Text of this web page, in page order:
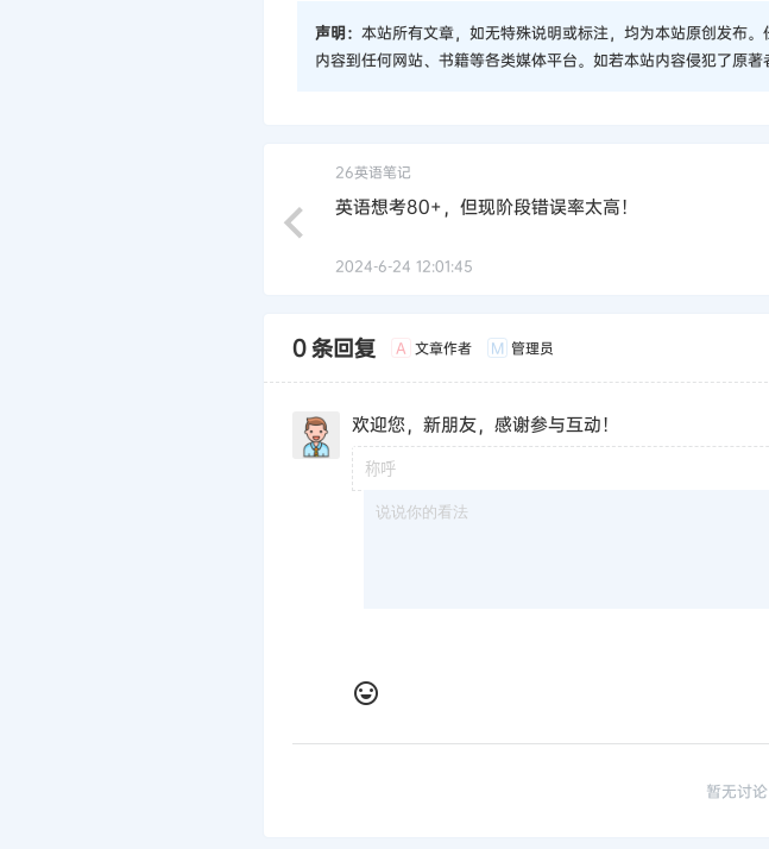
声明： 本站所有文章，如无特殊说明或标注，均为本站原创发布
内容到任何网站、书籍等各类媒体平台。如若本站内容侵犯了原著
26英语笔记
英语想考80+，但现阶段错误率太高！
2024-6-24 12:01:45
0 条回复 A 文章作者 M 管理员
欢迎您，新朋友，感谢参与互动！
暂无讨